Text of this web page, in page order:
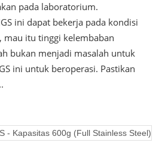
pada laboratorium.
ini dapat bekerja pada kondisi
mau itu tinggi kelembaban
bukan menjadi masalah untuk
ini untuk beroperasi. Pastikan